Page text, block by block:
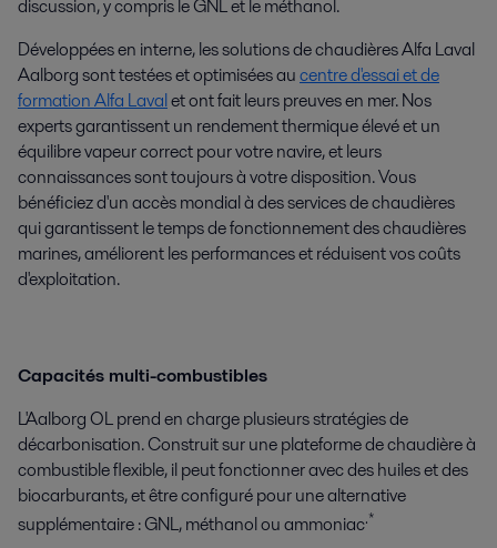
discussion, y compris le GNL et le méthanol.
Développées en interne, les solutions de chaudières Alfa Laval
Aalborg sont testées et optimisées aucentre d'essai et de
formation Alfa Lavalet ont fait leurs preuves en mer. Nos
experts garantissent un rendement thermique élevé et un
équilibre vapeur correct pour votre navire, et leurs
connaissances sont toujours à votre disposition. Vous
bénéficiez d'un accès mondial à des services de chaudières
qui garantissent le temps de fonctionnement des chaudières
marines, améliorent les performances et réduisent vos coûts
d'exploitation.
Capacités multi-combustibles
L'Aalborg OL prend en charge plusieurs stratégies de
décarbonisation. Construit sur une plateforme de chaudière à
combustible flexible, il peut fonctionner avec des huiles et des
biocarburants, et être configuré pour une alternative
supplémentaire : GNL, méthanol ou ammoniac.*